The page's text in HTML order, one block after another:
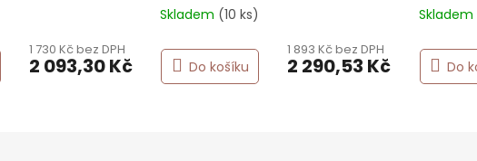
Skladem (10 ks)
1 730 Kč bez DPH
2 093,30 Kč Do košíku
Skladem
1 893 Kč bez DPH
2 290,53 Kč Do